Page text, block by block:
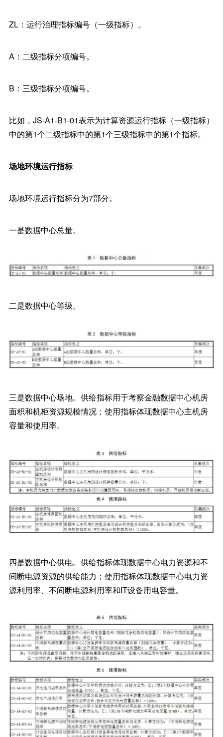
ZL：运行治理指标编号（一级指标）。
A：二级指标分项编号。
B：三级指标分项编号。
比如，JS-A1-B1-01表示为计算资源运行指标（一级指标）
中的第1个二级指标中的第1个三级指标中的第1个指标。
场地环境运行指标
场地环境运行指标分为7部分。
一是数据中心总量。
二是数据中心等级。
三是数据中心场地。供给指标用于考察金融数据中心机房
面积和机柜资源规模情况；使用指标体现数据中心主机房
容量和使用率。
四是数据中心供电。供给指标体现数据中心电力资源和不
间断电源资源的供给能力；使用指标体现数据中心电力资
源利用率、不间断电源利用率和IT设备用电容量。